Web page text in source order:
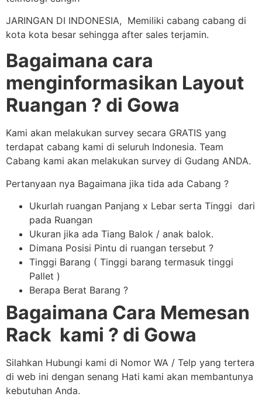
JARINGAN DI INDONESIA, Memiliki cabang cabang di
kota kota besar sehingga after sales terjamin.
Bagaimana cara
menginformasikan Layout
Ruangan ? di Gowa
Kami akan melakukan survey secara GRATIS yang
terdapat cabang kami di seluruh Indonesia. Team
Cabang kami akan melakukan survey di Gudang ANDA.
Pertanyaan nya Bagaimana jika tida ada Cabang ?
Ukurlah ruangan Panjang x Lebar serta Tinggi dari
pada Ruangan
Ukuran jika ada Tiang Balok / anak balok.
Dimana Posisi Pintu di ruangan tersebut ?
Tinggi Barang ( Tinggi barang termasuk tinggi
Pallet )
Berapa Berat Barang ?
Bagaimana Cara Memesan
Rack kami ? di Gowa
Silahkan Hubungi kami di Nomor WA / Telp yang tertera
di web ini dengan senang Hati kami akan membantunya
kebutuhan Anda.